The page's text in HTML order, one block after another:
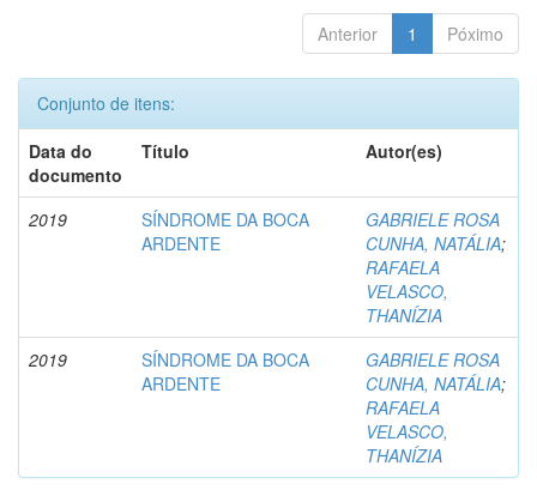
Anterior 1 Póximo
Conjunto de itens:
Data do
documento
Título Autor(es)
2019
SÍNDROME DA BOCA
ARDENTE
GABRIELE ROSA
CUNHA, NATÁLIA;
RAFAELA
VELASCO,
THANÍZIA
2019
SÍNDROME DA BOCA
ARDENTE
GABRIELE ROSA
CUNHA, NATÁLIA;
RAFAELA
VELASCO,
THANÍZIA